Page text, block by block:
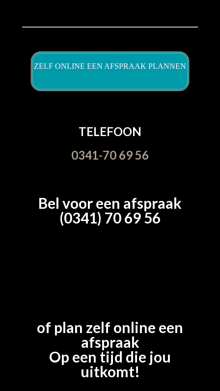
ZELF ONLINE EEN AFSPRAAK PLANNEN
TELEFOON
0341-70 69 56
Bel voor een afspraak
(0341) 70 69 56
of plan zelf online een
afspraak
Op een tijd die jou
uitkomt!